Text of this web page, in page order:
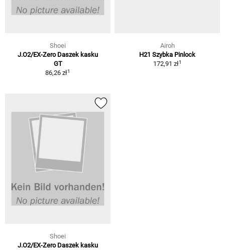
Shoei
J.O2/EX-Zero Daszek kasku
GT
86,26 zł1
Airoh
H21 Szybka Pinlock
172,91 zł1
Shoei
J.O2/EX-Zero Daszek kasku